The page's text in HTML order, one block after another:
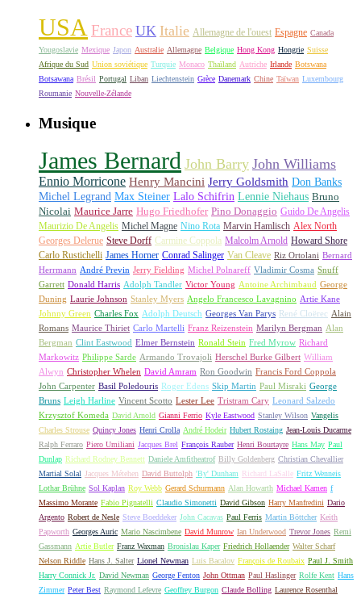
USA France UK Italie Allemagne de l'ouest Espagne Canada
Yougoslavie Mexique Japon Australie Allemagne Belgique Hong Kong Hongrie Suisse
Afrique du Sud Union soviétique Turquie Monaco Thaïland Autriche Irlande Botswana
Botsawana Brésil Portugal Liban Liechtenstein Grèce Danemark Chine Taïwan Luxembourg
Roumanie Nouvelle-Zélande
Musique
James Bernard John Barry John Williams
Ennio Morricone Henry Mancini Jerry Goldsmith Don Banks
Michel Legrand Max Steiner Lalo Schifrin Lennie Niehaus Bruno
Nicolai Maurice Jarre Hugo Friedhofer Pino Donaggio Guido De Angelis
Maurizio De Angelis Michel Magne Nino Rota Marvin Hamlisch Alex North
Georges Delerue Steve Dorff Carmine Coppola Malcolm Arnold Howard Shore
Carlo Rustichelli James Horner Conrad Salinger Van Cleave Riz Ortolani Bernard
Herrmann André Previn Jerry Fielding Michel Polnareff Vladimir Cosma Snuff
Garrett Donald Harris Adolph Tandler Victor Young Antoine Archimbaud George
Duning Laurie Johnson Stanley Myers Angelo Francesco Lavagnino Artie Kane
Johnny Green Charles Fox Adolph Deutsch Georges Van Parys René Cloërec Alain
Romans Maurice Thiriet Carlo Martelli Franz Reizenstein Marilyn Bergman Alan
Bergman Clint Eastwood Elmer Bernstein Ronald Stein Fred Myrow Richard
Markowitz Philippe Sarde Armando Trovajoli Herschel Burke Gilbert William
Alwyn Christopher Whelen David Amram Ron Goodwin Francis Ford Coppola
John Carpenter Basil Poledouris Roger Edens Skip Martin Paul Misraki George
Bruns Leigh Harline Vincent Scotto Lester Lee Tristram Cary Leonard Salzedo
Krzysztof Komeda David Arnold Gianni Ferrio Kyle Eastwood Stanley Wilson Vangelis
Charles Strouse Quincy Jones Henri Crolla André Hodeir Hubert Rostaing Jean-Louis Ducarme
Ralph Ferraro Piero Umiliani Jacques Brel François Rauber Henri Bourtayre Hans May Paul
Dunlap Richard Rodney Bennett Daniele Amfitheatrof Billy Goldenberg Christian Chevallier
Martial Solal Jacques Métehen David Buttolph 'By' Dunham Richard LaSalle Fritz Wenneis
Lothar Brühne Sol Kaplan Roy Webb Gerard Schurmann Alan Howarth Michael Kamen f
Massimo Morante Fabio Pignatelli Claudio Simonetti David Gibson Harry Manfredini Dario
Argento Robert de Nesle Steve Boeddeker John Cacavas Paul Ferris Martin Böttcher Keith
Papworth Georges Auric Mario Nascimbene David Munrow Ian Underwood Trevor Jones Remi
Gassmann Artie Butler Franz Waxman Bronislau Kaper Friedrich Hollaender Walter Scharf
Nelson Riddle Hans J. Salter Lionel Newman Luis Bacalov François de Roubaix Paul J. Smith
Harry Connick Jr. David Newman George Fenton John Ottman Paul Haslinger Rolfe Kent Hans
Zimmer Peter Best Raymond Lefevre Geoffrey Burgon Claude Bolling Laurence Rosenthal